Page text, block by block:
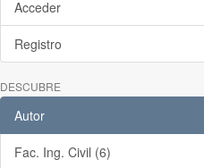
Acceder
Registro
DESCUBRE
Autor
Fac. Ing. Civil (6)